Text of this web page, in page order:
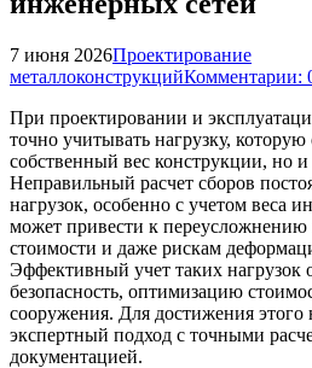
7 июня 2026Проектирование
металлоконструкцийКомментарии:
При проектировании и
точно учитывать нагрузку, которую
собственный вес конструкции, но
Неправильный расчет сборов
нагрузок, особенно с учетом веса
может привести к переусложнению
стоимости и даже рискам
Эффективный учет таких нагрузок
безопасность, оптимизацию
сооружения. Для достижения
экспертный подход с точными
документацией.